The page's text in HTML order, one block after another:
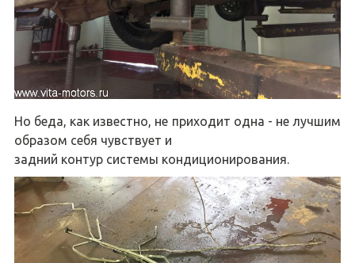
Но беда, как известно, не приходит одна - не лучшим
образом себя чувствует и
задний контур системы кондиционирования.